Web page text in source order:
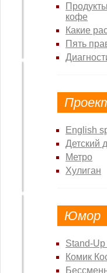
4 месяца
тюрьмы за
неуплату
алиментов
Как
разводящемуся
супругу
выделить свою
кофе
Какие
Пять
English
Детский
Метро
Хулиган
Юмор
Stand-
Комик